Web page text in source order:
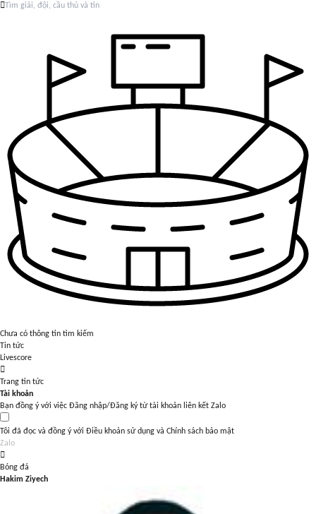
Chưa có thông tin tìm kiếm
Tin tức
Livescore
Trang tin tức
Tài khoản
Bạn đồng ý với việc Đăng nhập/Đăng ký từ tài khoản liên kết Zalo
Tôi đã đọc và đồng ý với Điều khoản sử dụng và Chính sách bảo mật
Zalo
Bóng đá
Hakim Ziyech